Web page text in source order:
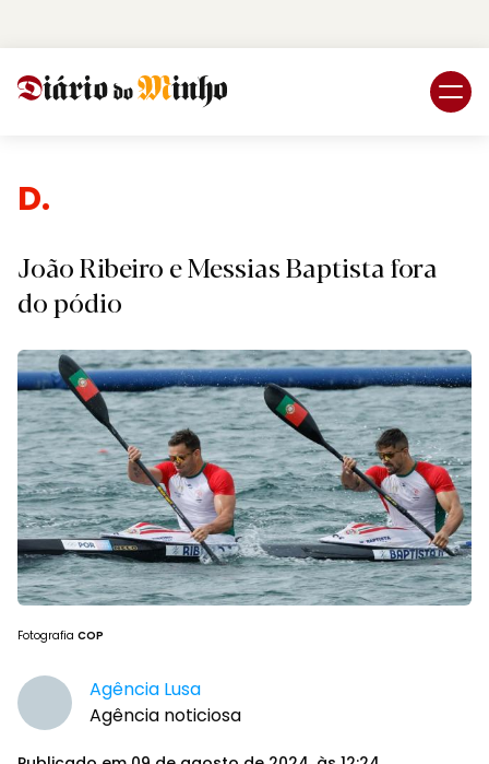
Despo
João Ribeiro e Messias Baptista fora
do pódio
Fotografia COP
Agência Lusa
Agência noticiosa